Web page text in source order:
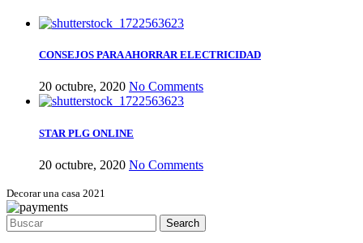
CONSEJOS PARA AHORRAR ELECTRICIDAD
20 octubre, 2020 No Comments
STAR PLG ONLINE
20 octubre, 2020 No Comments
Decorar una casa 2021
Search